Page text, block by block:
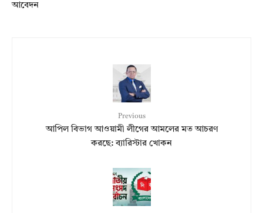
আবেদন
Previous
আপিল বিভাগ আওয়ামী লীগের আমলের মত আচরণ
করছে: ব্যারিস্টার খোকন